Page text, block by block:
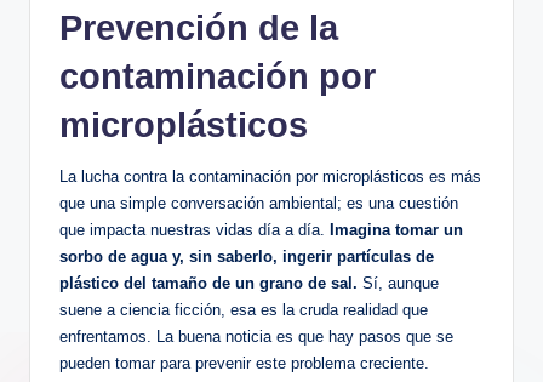
Prevención de la
contaminación por
microplásticos
La lucha contra la contaminación por microplásticos es más
que una simple conversación ambiental; es una cuestión
que impacta nuestras vidas día a día. Imagina tomar un
sorbo de agua y, sin saberlo, ingerir partículas de
plástico del tamaño de un grano de sal. Sí, aunque
suene a ciencia ficción, esa es la cruda realidad que
enfrentamos. La buena noticia es que hay pasos que se
pueden tomar para prevenir este problema creciente.